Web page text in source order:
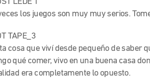
los juegos son muy muy serios.
TAPE_3
cosa que viví desde pequeño de saber
qué comer, vivo en una buena casa
era completamente lo opuesto.